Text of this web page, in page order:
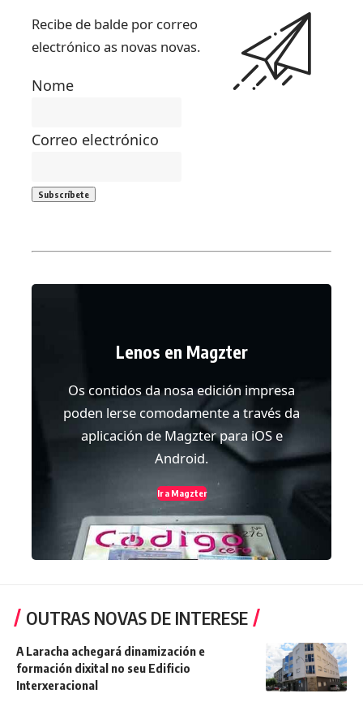
Recibe de balde por correo
electrónico as novas novas.
Nome
Correo electrónico
Lenos en Magzter
Os contidos da nosa edición impresa
poden lerse comodamente a través da
aplicación de Magzter para iOS e
Android.
Ir a Magzter
OUTRAS NOVAS DE INTERESE
A Laracha achegará dinamización e
formación dixital no seu Edificio
Interxeracional